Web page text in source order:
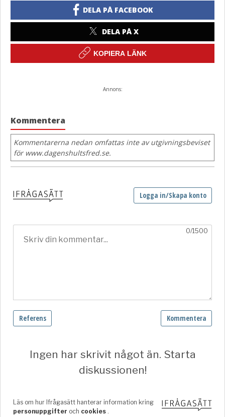
DELA PÅ FACEBOOK
DELA PÅ X
KOPIERA LÄNK
Annons:
Kommentera
Kommentarerna nedan omfattas inte av utgivningsbeviset
för www.dagenshultsfred.se.